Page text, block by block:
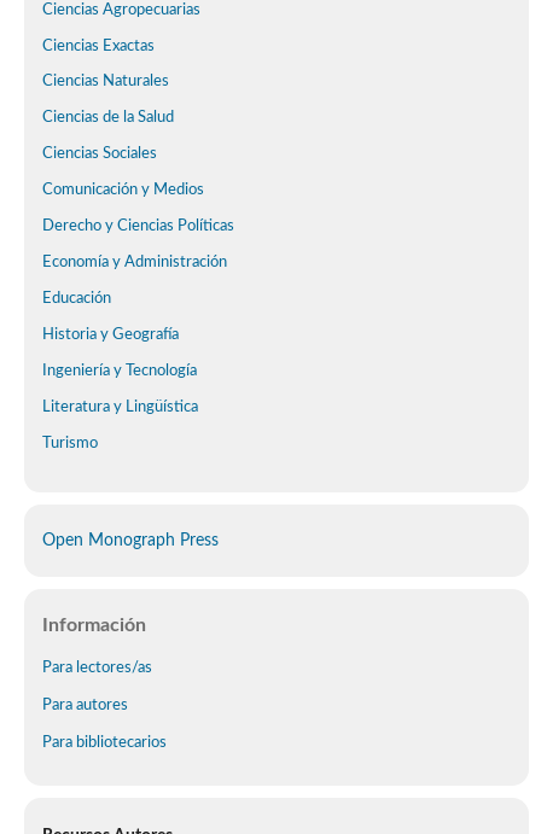
Ciencias Agropecuarias
Ciencias Exactas
Ciencias Naturales
Ciencias de la Salud
Ciencias Sociales
Comunicación y Medios
Derecho y Ciencias Políticas
Economía y Administración
Educación
Historia y Geografía
Ingeniería y Tecnología
Literatura y Lingüística
Turismo
Open Monograph Press
Información
Para lectores/as
Para autores
Para bibliotecarios